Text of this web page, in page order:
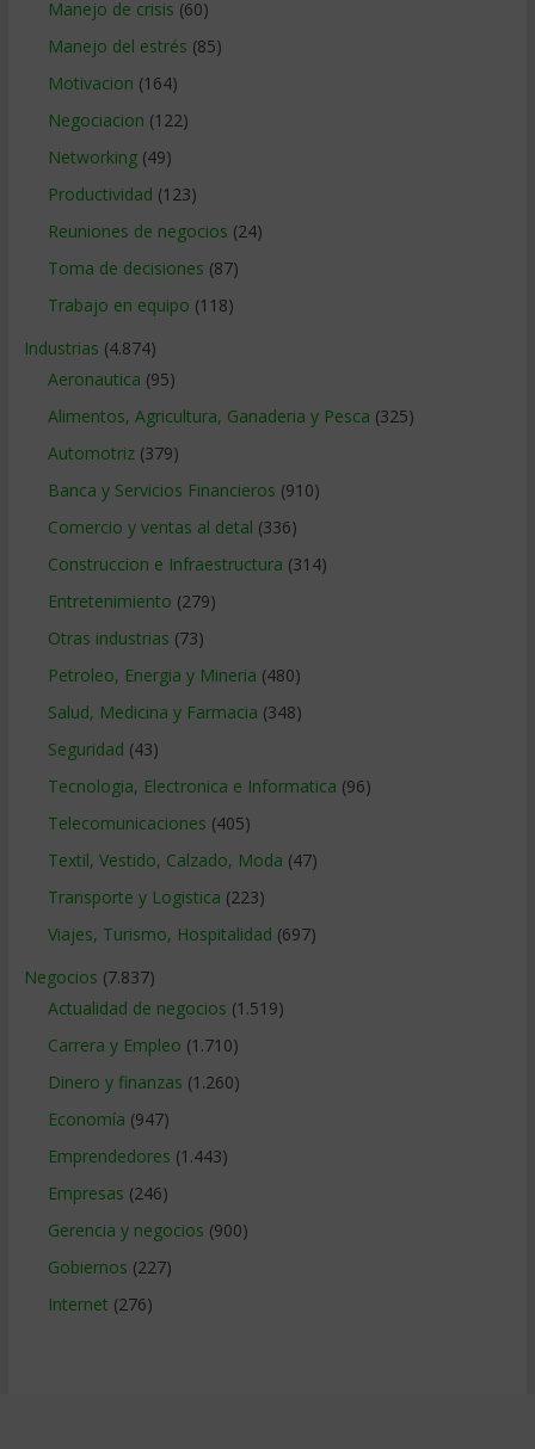
Manejo de crisis (60)
Manejo del estrés (85)
Motivacion (164)
Negociacion (122)
Networking(49)
Productividad (123)
Reuniones de negocios (24)
Toma de decisiones (87)
Trabajo en equipo (118)
Industrias (4.874)
Aeronautica (95)
Alimentos, Agricultura, Ganaderia y Pesca (325)
Automotriz(379)
Banca y Servicios Financieros (910)
Comercio y ventas al detal (336)
Construccion e Infraestructura (314)
Entretenimiento (279)
Otras industrias (73)
Petroleo, Energia y Mineria (480)
Salud, Medicina y Farmacia (348)
Seguridad (43)
Tecnologia, Electronica e Informatica (96)
Telecomunicaciones (405)
Textil, Vestido, Calzado, Moda (47)
Transporte y Logistica (223)
Viajes, Turismo, Hospitalidad (697)
Negocios (7.837)
Actualidad de negocios (1.519)
Carrera y Empleo (1.710)
Dinero y finanzas (1.260)
Economía (947)
Emprendedores (1.443)
Empresas (246)
Gerencia y negocios (900)
Gobiernos (227)
Internet (276)